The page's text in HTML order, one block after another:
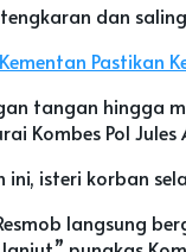
dan
Pastikan
tangan hingga
Kombes Pol
isteri korban
langsung